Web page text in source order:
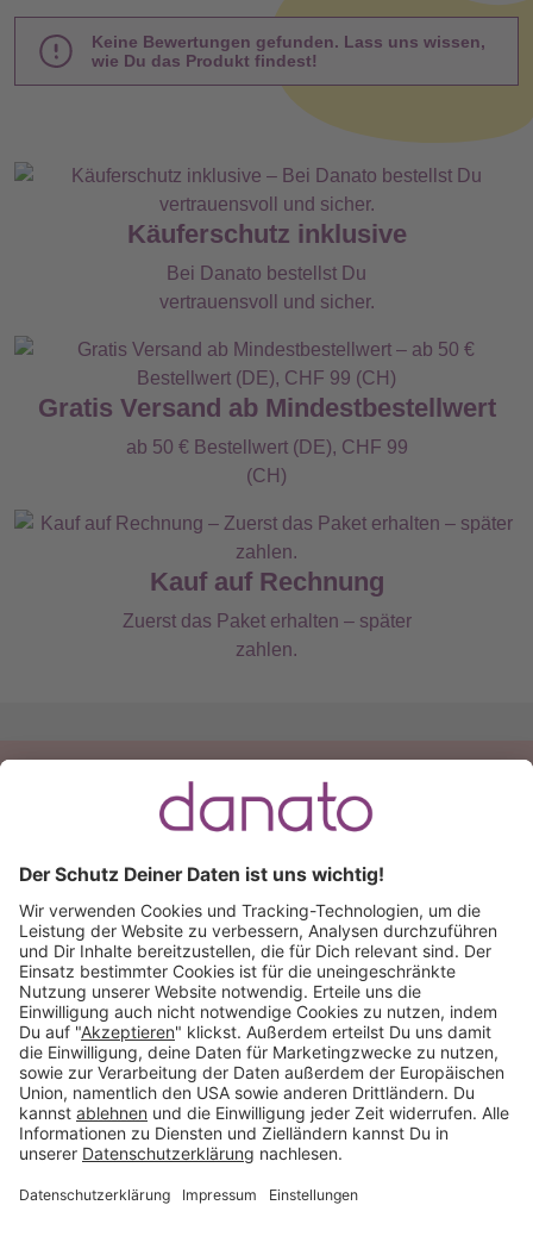
Keine Bewertungen gefunden. Lass uns wissen,
wie Du das Produkt findest!
Käuferschutz inklusive
Bei Danato bestellst Du
vertrauensvoll und sicher.
Gratis Versand ab Mindestbestellwert
ab 50 € Bestellwert (DE), CHF 99
(CH)
Kauf auf Rechnung
Zuerst das Paket erhalten – später
zahlen.
Du hast eine Frage?
+49 (0) 511 51 56 0300
schreib uns eineE-Mail
Käuferschutz inklusive Kauf auf Rechnung
Mitglied im:
Deutschland